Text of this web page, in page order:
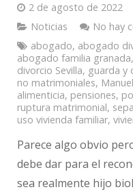
2 de agosto de 2022
Noticias
No hay
abogado, abogado
abogado familia granada,
divorcio Sevilla, guarda y
no matrimoniales,
alimenticia, pensiones,
ruptura matrimonial,
uso vivienda familiar,
Parece algo obvio
debe dar para el
sea realmente hijo